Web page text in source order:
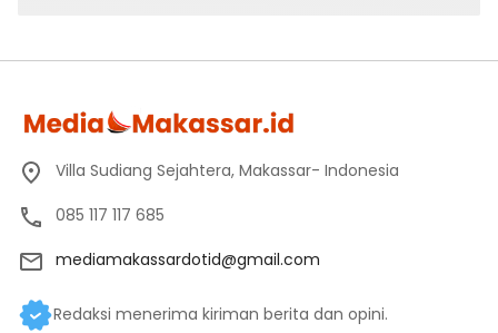
Villa Sudiang Sejahtera, Makassar- Indonesia
085 117 117 685
mediamakassardotid@gmail.com
Redaksi menerima kiriman berita dan opini.